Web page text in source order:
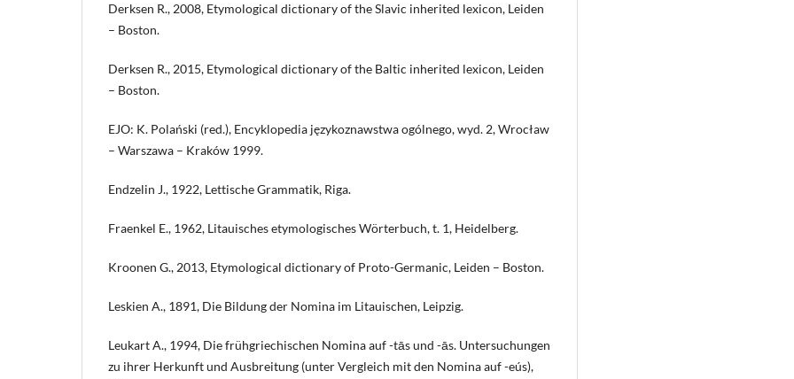
Derksen R., 2008, Etymological dictionary of the Slavic inherited lexicon, Leiden
– Boston.
Derksen R., 2015, Etymological dictionary of the Baltic inherited lexicon, Leiden
– Boston.
EJO: K. Polański (red.), Encyklopedia językoznawstwa ogólnego, wyd. 2, Wrocław
– Warszawa – Kraków 1999.
Endzelin J., 1922, Lettische Grammatik, Riga.
Fraenkel E., 1962, Litauisches etymologisches Wörterbuch, t. 1, Heidelberg.
Kroonen G., 2013, Etymological dictionary of Proto-Germanic, Leiden – Boston.
Leskien A., 1891, Die Bildung der Nomina im Litauischen, Leipzig.
Leukart A., 1994, Die frühgriechischen Nomina auf -tās und -ās. Untersuchungen
zu ihrer Herkunft und Ausbreitung (unter Vergleich mit den Nomina auf -eús),